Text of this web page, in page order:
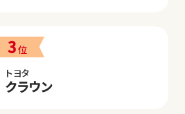
3位
トヨタ
クラウン